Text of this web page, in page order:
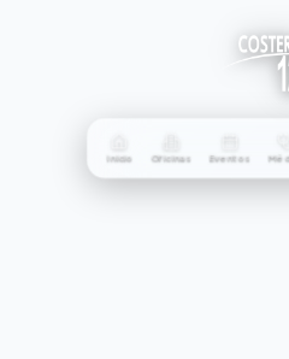
Inicio Oficinas Eventos